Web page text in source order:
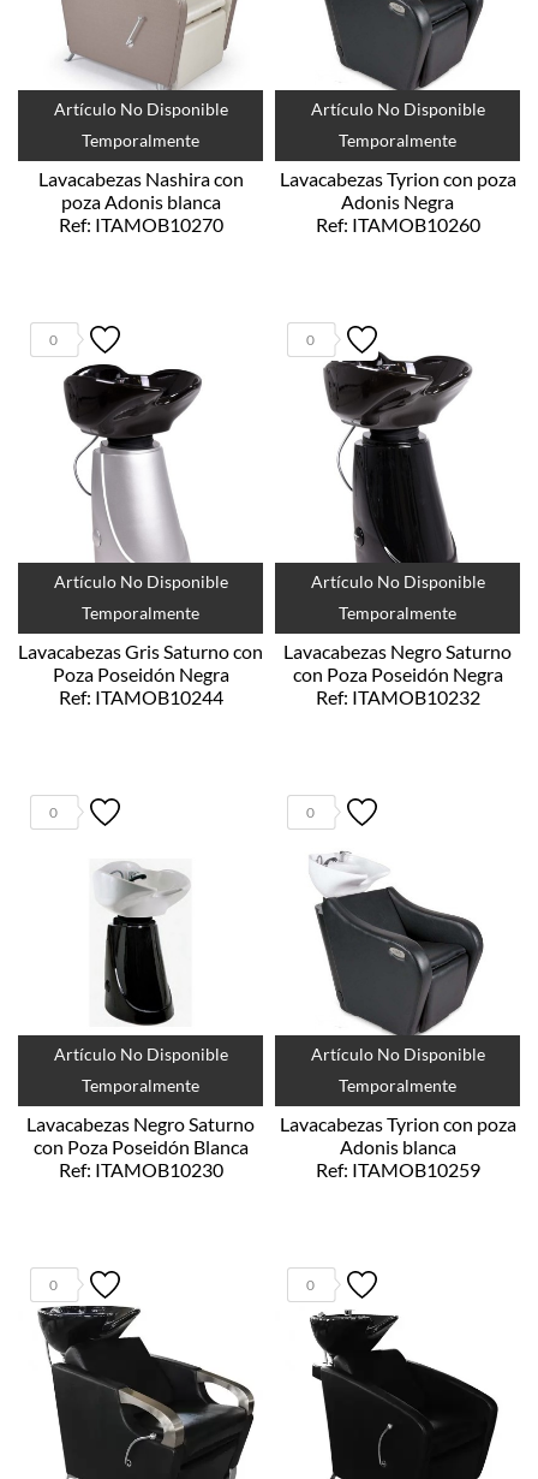
Artículo No Disponible
Temporalmente
Lavacabezas Nashira con
poza Adonis blanca
Ref: ITAMOB10270
Artículo No Disponible
Temporalmente
Lavacabezas Tyrion con poza
Adonis Negra
Ref: ITAMOB10260
Artículo No Disponible
Temporalmente
0
Lavacabezas Gris Saturno con
Poza Poseidón Negra
Ref: ITAMOB10244
Artículo No Disponible
Temporalmente
0
Lavacabezas Negro Saturno
con Poza Poseidón Negra
Ref: ITAMOB10232
Artículo No Disponible
Temporalmente
0
Lavacabezas Negro Saturno
con Poza Poseidón Blanca
Ref: ITAMOB10230
Artículo No Disponible
Temporalmente
0
Lavacabezas Tyrion con poza
Adonis blanca
Ref: ITAMOB10259
0 0